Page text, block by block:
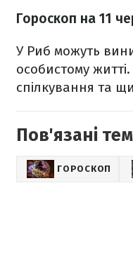
Гороскоп на 11
У Риб можуть
особистому
спілкування та
Пов'язані
ГОРОСКОП